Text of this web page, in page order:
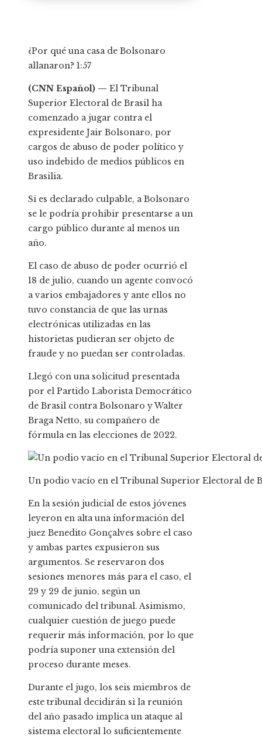
¿Por qué una casa de Bolsonaro
allanaron? 1:57
(CNN Español) — El Tribunal
Superior Electoral de Brasil ha
comenzado a jugar contra el
expresidente Jair Bolsonaro, por
cargos de abuso de poder político y
uso indebido de medios públicos en
Brasilia.
Si es declarado culpable, a Bolsonaro
se le podría prohibir presentarse a un
cargo público durante al menos un
año.
El caso de abuso de poder ocurrió el
18 de julio, cuando un agente convocó
a varios embajadores y ante ellos no
tuvo constancia de que las urnas
electrónicas utilizadas en las
historietas pudieran ser objeto de
fraude y no puedan ser controladas.
Llegó con una solicitud presentada
por el Partido Laborista Democrático
de Brasil contra Bolsonaro y Walter
Braga Netto, su compañero de
fórmula en las elecciones de 2022.
Un podio vacío en el Tribunal Superior Electoral de
En la sesión judicial de estos jóvenes
leyeron en alta una información del
juez Benedito Gonçalves sobre el caso
y ambas partes expusieron sus
argumentos. Se reservaron dos
sesiones menores más para el caso, el
29 y 29 de junio, según un
comunicado del tribunal. Asimismo,
cualquier cuestión de juego puede
requerir más información, por lo que
podría suponer una extensión del
proceso durante meses.
Durante el jugo, los seis miembros de
este tribunal decidirán si la reunión
del año pasado implica un ataque al
sistema electoral lo suficientemente